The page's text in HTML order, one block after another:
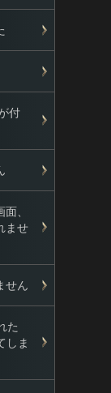
付
、
ませ
せん
た
しま